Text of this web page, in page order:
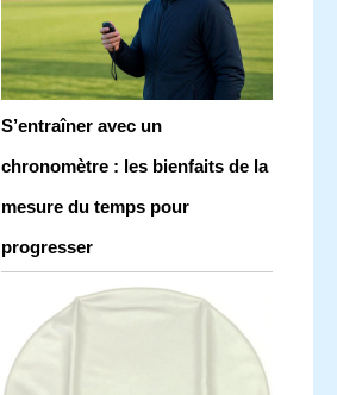
S’entraîner avec un
chronomètre : les bienfaits de la
mesure du temps pour
progresser